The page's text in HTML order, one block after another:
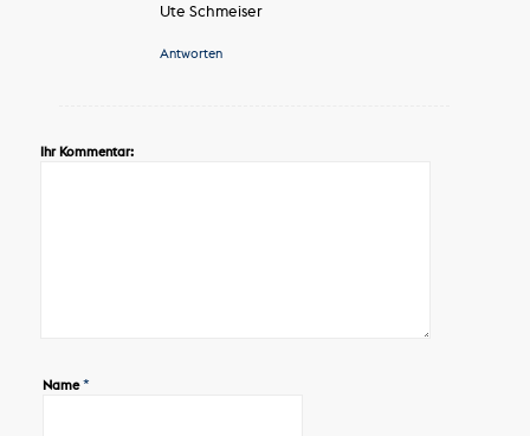
Ute Schmeiser
Antworten
Ihr Kommentar:
Name*